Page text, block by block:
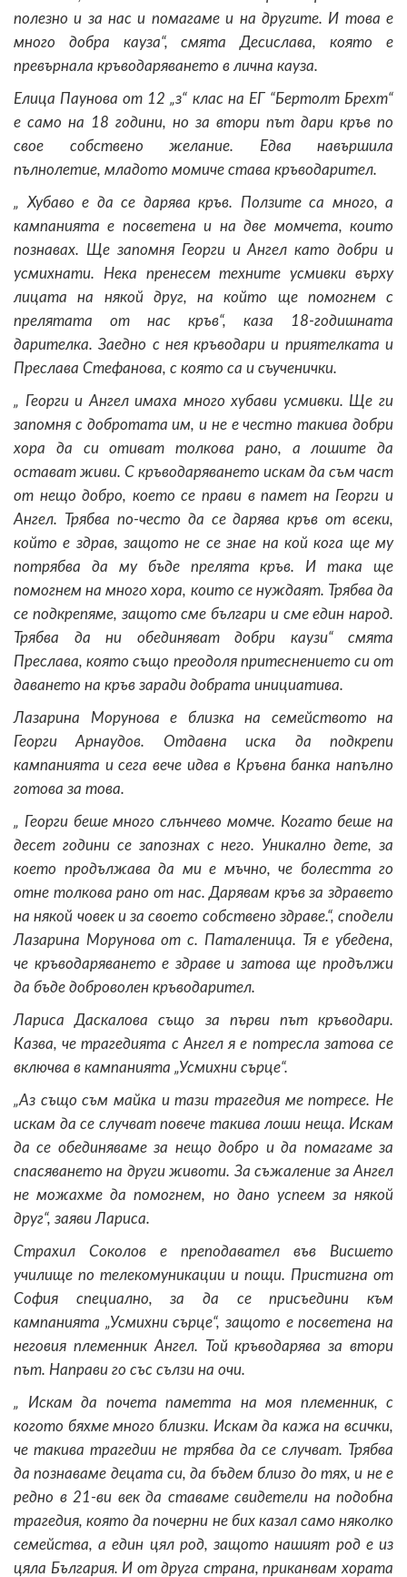
полезно и за нас и помагаме и на другите. И това е
много добра кауза“, смята Десислава, която е
превърнала кръводаряването в лична кауза.
Елица Паунова от 12 „з“ клас на ЕГ “Бертолт Брехт“
е само на 18 години, но за втори път дари кръв по
свое собствено желание. Едва навършила
пълнолетие, младото момиче става кръводарител.
„ Хубаво е да се дарява кръв. Ползите са много, а
кампанията е посветена и на две момчета, които
познавах. Ще запомня Георги и Ангел като добри и
усмихнати. Нека пренесем техните усмивки върху
лицата на някой друг, на който ще помогнем с
прелятата от нас кръв“, каза 18-годишната
дарителка. Заедно с нея кръводари и приятелката и
Преслава Стефанова, с която са и съученички.
„ Георги и Ангел имаха много хубави усмивки. Ще ги
запомня с добротата им, и не е честно такива добри
хора да си отиват толкова рано, а лошите да
остават живи. С кръводаряването искам да съм част
от нещо добро, което се прави в памет на Георги и
Ангел. Трябва по-често да се дарява кръв от всеки,
който е здрав, защото не се знае на кой кога ще му
потрябва да му бъде прелята кръв. И така ще
помогнем на много хора, които се нуждаят. Трябва да
се подкрепяме, защото сме българи и сме един народ.
Трябва да ни обединяват добри каузи“ смята
Преслава, която също преодоля притеснението си от
даването на кръв заради добрата инициатива.
Лазарина Морунова е близка на семейството на
Георги Арнаудов. Отдавна иска да подкрепи
кампанията и сега вече идва в Кръвна банка напълно
готова за това.
„ Георги беше много слънчево момче. Когато беше на
десет години се запознах с него. Уникално дете, за
което продължава да ми е мъчно, че болестта го
отне толкова рано от нас. Дарявам кръв за здравето
на някой човек и за своето собствено здраве.“, сподели
Лазарина Морунова от с. Паталеница. Тя е убедена,
че кръводаряването е здраве и затова ще продължи
да бъде доброволен кръводарител.
Лариса Даскалова също за първи път кръводари.
Казва, че трагедията с Ангел я е потресла затова се
включва в кампанията „Усмихни сърце“.
„Аз също съм майка и тази трагедия ме потресе. Не
искам да се случват повече такива лоши неща. Искам
да се обединяваме за нещо добро и да помагаме за
спасяването на други животи. За съжаление за Ангел
не можахме да помогнем, но дано успеем за някой
друг“, заяви Лариса.
Страхил Соколов е преподавател във Висшето
училище по телекомуникации и пощи. Пристигна от
София специално, за да се присъедини към
кампанията „Усмихни сърце“, защото е посветена на
неговия племенник Ангел. Той кръводарява за втори
път. Направи го със сълзи на очи.
„ Искам да почета паметта на моя племенник, с
когото бяхме много близки. Искам да кажа на всички,
че такива трагедии не трябва да се случват. Трябва
да познаваме децата си, да бъдем близо до тях, и не е
редно в 21-ви век да ставаме свидетели на подобна
трагедия, която да почерни не бих казал само няколко
семейства, а един цял род, защото нашият род е из
цяла България. И от друга страна, приканвам хората